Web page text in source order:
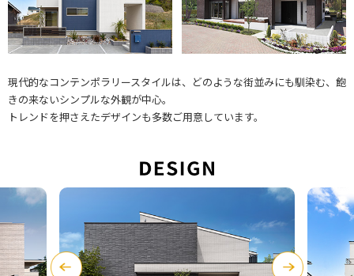
エリア限定商品
現代的なコンテンポラリースタイルは、どのような街並みにも馴染む、飽
きの来ないシンプルな外観が中心。
トレンドを押さえたデザインも多数ご用意しています。
Previ
Next